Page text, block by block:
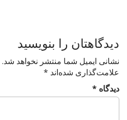
n
a
v
i
g
دیدگاهتان را بنویسید
نشانی ایمیل شما منتشر نخواهد شد.
علامت‌گذاری شده‌اند *
دیدگاه *